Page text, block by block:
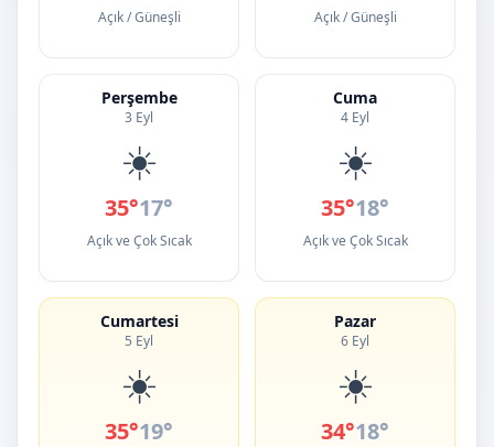
Açık / Güneşli Açık / Güneşli
Perşembe
3 Eyl
☀️
35°17°
Açık ve Çok Sıcak
Cuma
4 Eyl
☀️
35°18°
Açık ve Çok Sıcak
Cumartesi
5 Eyl
☀️
35°19°
Pazar
6 Eyl
☀️
34°18°